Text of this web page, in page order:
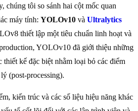
chúng tôi so sánh hai cột mốc quan
máy tính: YOLOv10 và Ultralytics
thiết lập một tiêu chuẩn linh hoạt và
YOLOv10 đã giới thiệu những
kế đặc biệt nhằm loại bỏ các điểm
(post-processing).
kiến trúc và các số liệu hiệu năng khác